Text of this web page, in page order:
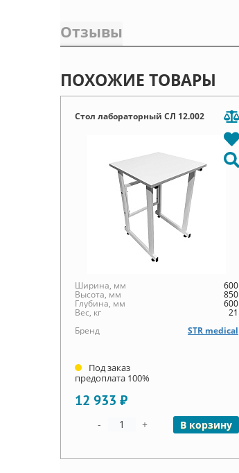
Отзывы
ПОХОЖИЕ ТОВАРЫ
Стол лабораторный СЛ 12.002
Ширина, мм 600
Высота, мм 850
Глубина, мм 600
Вес, кг
21
Бренд
STR medical
Под заказ
предоплата 100%
12 933 ₽
- + В корзину